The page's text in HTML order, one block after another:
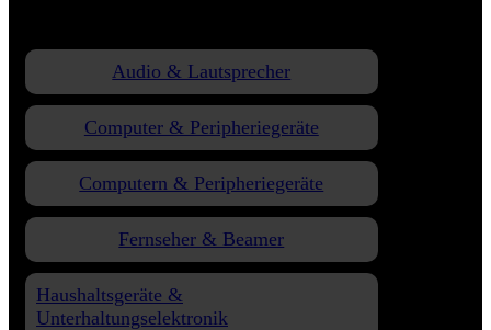
Audio & Lautsprecher
Computer & Peripheriegeräte
Computern & Peripheriegeräte
Fernseher & Beamer
Haushaltsgeräte &
Unterhaltungselektronik